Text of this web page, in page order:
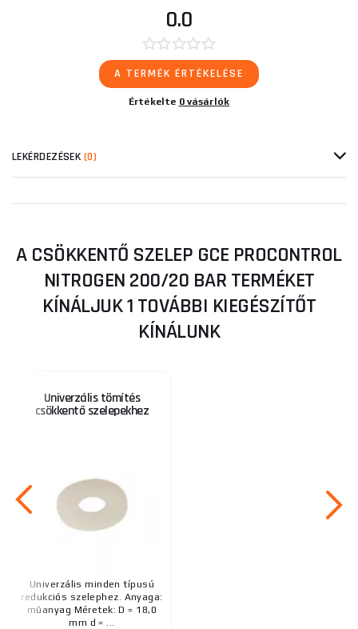
0.0
A TERMÉK ÉRTÉKELÉSE
Értékelte 0 vásárlók
LEKÉRDEZÉSEK (0)
A CSÖKKENTŐ SZELEP GCE PROCONTROL
NITROGEN 200/20 BAR TERMÉKET
KÍNÁLJUK 1 TOVÁBBI KIEGÉSZÍTŐT
KÍNÁLUNK
Univerzális tömítés
csökkentő szelepekhez
Univerzális minden típusú
redukciós szelephez. Anyaga:
műanyag Méretek: D = 18,0
mm d = ...